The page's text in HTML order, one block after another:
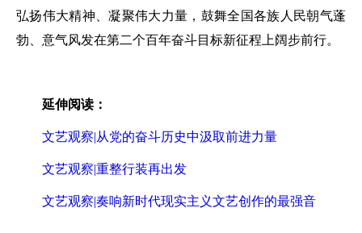
弘扬伟大精神、凝聚伟大力量，鼓舞全国各族人民朝气蓬
勃、意气风发在第二个百年奋斗目标新征程上阔步前行。
延伸阅读：
文艺观察|从党的奋斗历史中汲取前进力量
文艺观察|重整行装再出发
文艺观察|奏响新时代现实主义文艺创作的最强音